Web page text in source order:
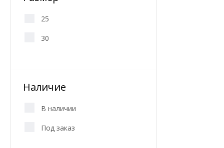
25
30
Наличие
В наличии
Под заказ